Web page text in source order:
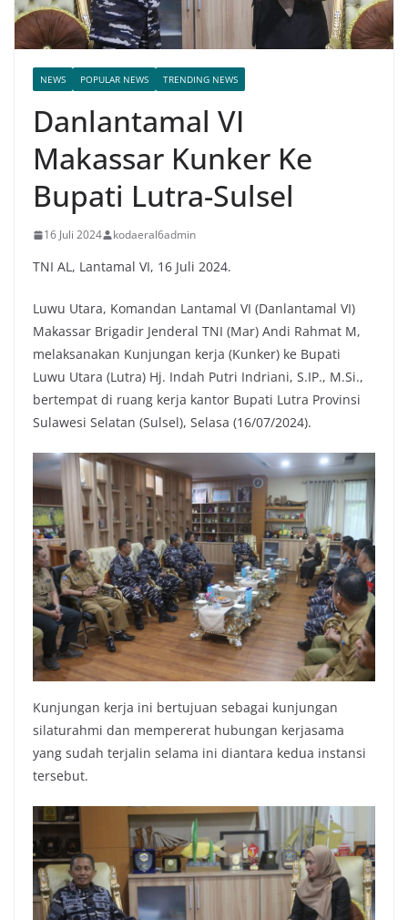
NEWS POPULAR NEWS TRENDING NEWS
Danlantamal VI
Makassar Kunker Ke
Bupati Lutra-Sulsel
16 Juli 2024 kodaeral6admin
TNI AL, Lantamal VI, 16 Juli 2024.
Luwu Utara, Komandan Lantamal VI (Danlantamal VI)
Makassar Brigadir Jenderal TNI (Mar) Andi Rahmat M,
melaksanakan Kunjungan kerja (Kunker) ke Bupati
Luwu Utara (Lutra) Hj. Indah Putri Indriani, S.IP., M.Si.,
bertempat di ruang kerja kantor Bupati Lutra Provinsi
Sulawesi Selatan (Sulsel), Selasa (16/07/2024).
Kunjungan kerja ini bertujuan sebagai kunjungan
silaturahmi dan mempererat hubungan kerjasama
yang sudah terjalin selama ini diantara kedua instansi
tersebut.